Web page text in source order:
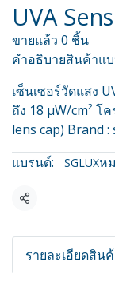
UVA
ขายแล้ว 0 ชิ้น
คำอธิบายสินค้าแ
เซ็นเซอร์วัดแสง
ถึง 18 µW/cm² โ
lens cap) Brand
แบรนด์:
SGLUXห
แชร์
รายละเอียดสิน